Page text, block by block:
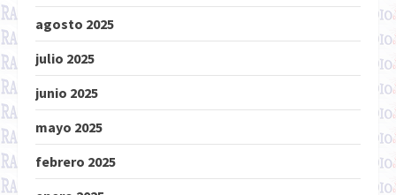
agosto 2025
julio 2025
junio 2025
mayo 2025
febrero 2025